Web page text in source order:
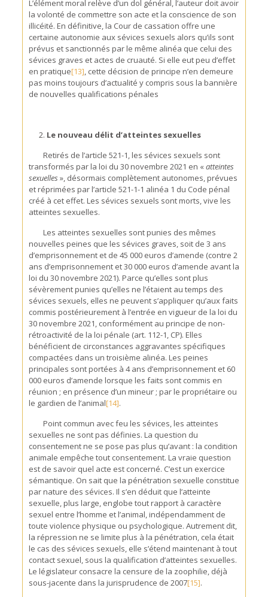
L’élément moral relève d’un dol général, l’auteur doit avoir
la volonté de commettre son acte et la conscience de son
illicéité. En définitive, la Cour de cassation offre une
certaine autonomie aux sévices sexuels alors qu’ils sont
prévus et sanctionnés par le même alinéa que celui des
sévices graves et actes de cruauté. Si elle eut peu d’effet
en pratique[13], cette décision de principe n’en demeure
pas moins toujours d’actualité y compris sous la bannière
de nouvelles qualifications pénales
Le nouveau délit d’atteintes sexuelles
Retirés de l’article 521-1, les sévices sexuels sont
transformés par la loi du 30 novembre 2021 en «atteintes
sexuelles», désormais complètement autonomes, prévues
et réprimées par l’article 521-1-1 alinéa 1 du Code pénal
créé à cet effet. Les sévices sexuels sont morts, vive les
atteintes sexuelles.
Les atteintes sexuelles sont punies des mêmes
nouvelles peines que les sévices graves, soit de 3 ans
d’emprisonnement et de 45 000 euros d’amende (contre 2
ans d’emprisonnement et 30 000 euros d’amende avant la
loi du 30 novembre 2021). Parce qu’elles sont plus
sévèrement punies qu’elles ne l’étaient au temps des
sévices sexuels, elles ne peuvent s’appliquer qu’aux faits
commis postérieurement à l’entrée en vigueur de la loi du
30 novembre 2021, conformément au principe de non-
rétroactivité de la loi pénale (art. 112-1, CP). Elles
bénéficient de circonstances aggravantes spécifiques
compactées dans un troisième alinéa. Les peines
principales sont portées à 4 ans d’emprisonnement et 60
000 euros d’amende lorsque les faits sont commis en
réunion ; en présence d’un mineur ; par le propriétaire ou
le gardien de l’animal[14].
Point commun avec feu les sévices, les atteintes
sexuelles ne sont pas définies. La question du
consentement ne se pose pas plus qu’avant : la condition
animale empêche tout consentement. La vraie question
est de savoir quel acte est concerné. C’est un exercice
sémantique. On sait que la pénétration sexuelle constitue
par nature des sévices. Il s’en déduit que l’atteinte
sexuelle, plus large, englobe tout rapport à caractère
sexuel entre l’homme et l’animal, indépendamment de
toute violence physique ou psychologique. Autrement dit,
la répression ne se limite plus à la pénétration, cela était
le cas des sévices sexuels, elle s’étend maintenant à tout
contact sexuel, sous la qualification d’atteintes sexuelles.
Le législateur consacre la censure de la zoophilie, déjà
sous-jacente dans la jurisprudence de 2007[15].